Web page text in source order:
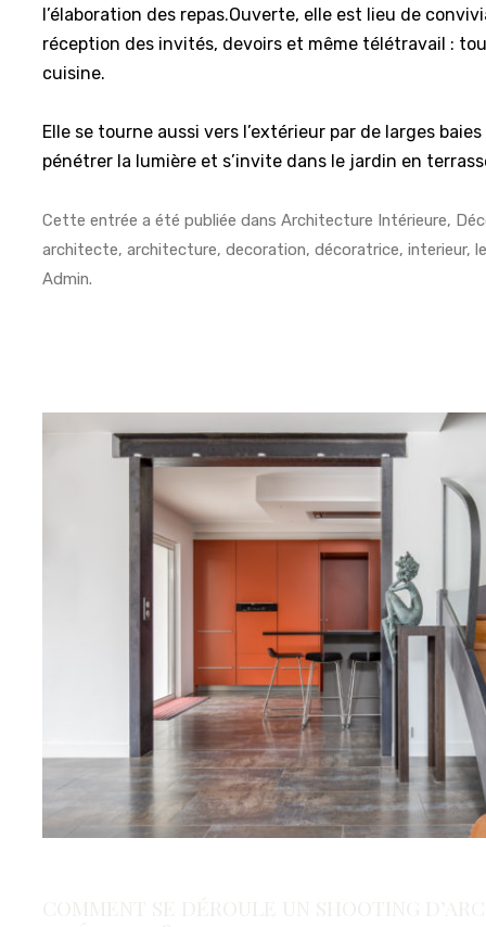
l’élaboration des repas.Ouverte, elle est lieu de
réception des invités, devoirs et même télétravail :
cuisine.
Elle se tourne aussi vers l’extérieur par de larges
pénétrer la lumière et s’invite dans le jardin en
Cette entrée a été publiée dansArchitecture Intérieure,
architecte,architecture,decoration,décoratrice,interieur,
Admin.